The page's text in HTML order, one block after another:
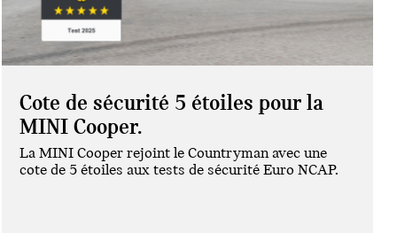
Cote de sécurité 5 étoiles pour la
MINI Cooper.
La MINI Cooper rejoint le Countryman avec une
cote de 5 étoiles aux tests de sécurité Euro NCAP.